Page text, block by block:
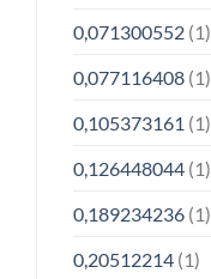
0,071300552(1)
0,077116408(1)
0,105373161 (1)
0,126448044(1)
0,189234236(1)
0,20512214(1)